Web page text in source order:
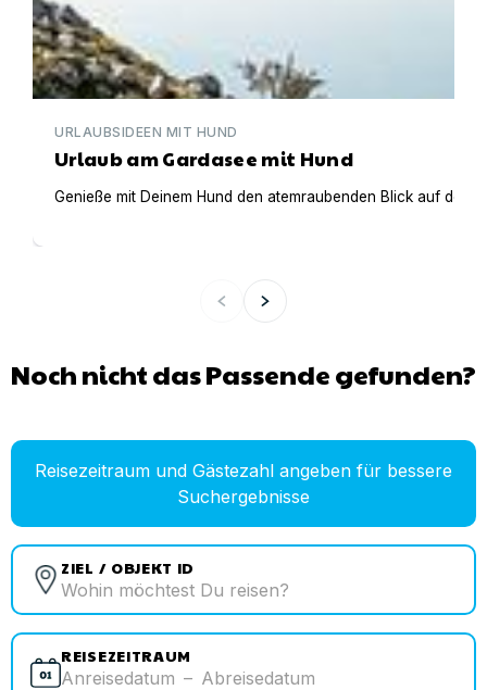
URLAUBSIDEEN MIT HUND
Urlaub am Gardasee mit Hund
Genieße mit Deinem Hund den atemraubenden Blick auf den
Noch nicht das Passende gefunden?
Reisezeitraum und Gästezahl angeben für bessere
Suchergebnisse
ZIEL / OBJEKT ID
REISEZEITRAUM
Anreisedatum – Abreisedatum